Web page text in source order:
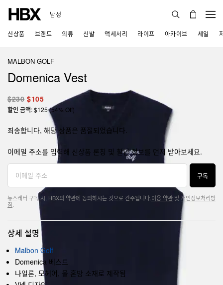
남성
신상품 브랜드 의류 신발 액세서리 라이프 아카이브 세일
MALBON GOLF
Domenica Vest
$230 $105
할인 금액: $125 (54% Off)
죄송합니다, 해당 상품은 품절되었습니다.
이메일 주소를 입력해 신상품 론칭 및 할인 정보를 먼저 받아보세요.
구독
뉴스레터 구독 시, HBX의 약관에 동의하시는 것으로 간주됩니다. 이용 약관 및 개인정보처리방
침
상세 설명
Malbon Golf
Domenica 베스트
나일론, 모헤어, 울 혼방 소재로 제작됨